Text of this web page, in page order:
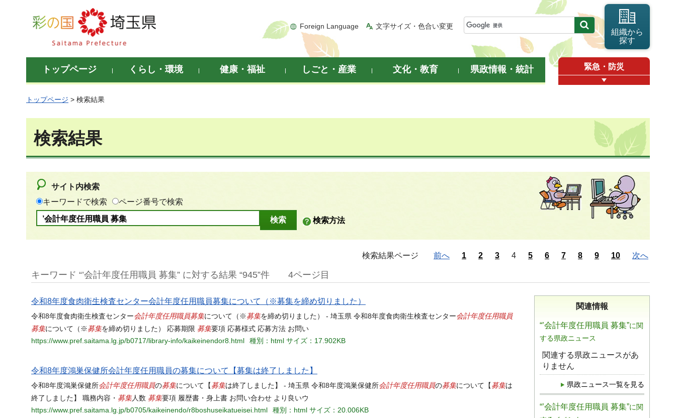
彩の国 埼玉県
Foreign Language 文字サイズ・色合い変更
組織から
探す
トップページ くらし・環境 健康・福祉 しごと・産業 文化・教育 県政情報・統計 緊急・防災
トップページ > 検索結果
検索結果
サイト内検索
キーワードで検索
ページ番号で検索
検索方法
検索結果ページ 前へ 1 2 3 4 5 6 7 8 9 10 次へ
キーワード “’会計年度任用職員 募集” に対する結果 “945”件 4ページ目
関連情報
“’会計年度任用職員 募集”に関
する県政ニュース
関連する県政ニュースがあ
りません
県政ニュース一覧を見る
“’会計年度任用職員 募集”に関
令和8年度食肉衛生検査センター会計年度任用職員募集について（※募集を締め切りました）
令和8年度食肉衛生検査センター会計年度任用職員募集について（※ 募集を締め切りました） - 埼玉県 令和8年度食肉衛生検査センター会計年度任用職員
募集について（※ 募集を締め切りました） 応募期限 募集要項 応募様式 応募方法 お問い
https://www.pref.saitama.lg.jp/b0717/library-info/kaikeinendor8.html
種別：html サイズ：17.902KB
令和8年度鴻巣保健所会計年度任用職員の募集について【募集は終了しました】
令和8年度鴻巣保健所会計年度任用職員の募集について【 募集は終了しました】 - 埼玉県 令和8年度鴻巣保健所会計年度任用職員の募集について【 募集は
終了しました】 職務内容・ 募集人数 募集要項 履歴書・身上書 お問い合わせ より良いウ
https://www.pref.saitama.lg.jp/b0705/kaikeinendo/r8boshuseikatueisei.html
種別：html サイズ：20.006KB